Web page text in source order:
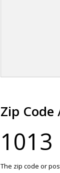
Zip
1013
The zip code or